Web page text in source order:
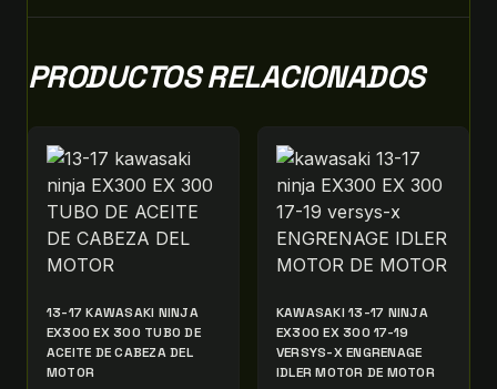
PRODUCTOS RELACIONADOS
13-17 KAWASAKI NINJA
EX300 EX 300 TUBO DE
ACEITE DE CABEZA DEL
MOTOR
KAWASAKI 13-17 NINJA
EX300 EX 300 17-19
VERSYS-X ENGRENAGE
IDLER MOTOR DE MOTOR